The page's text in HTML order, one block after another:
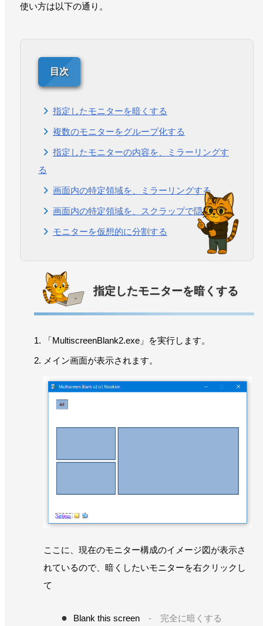
使い方は以下の通り。
指定したモニターを暗くする
複数のモニターをグループ化する
指定したモニターの内容を、ミラーリングす
る
画面内の特定領域を、ミラーリングする
画面内の特定領域を、スクラップで隠す
モニターを仮想的に分割する
指定したモニターを暗くする
「MultiscreenBlank2.exe」を実行します。
メイン画面が表示されます。
ここに、現在のモニター構成のイメージ図が表示さ
れているので、暗くしたいモニターを右クリックし
て
Blank this screen - 完全に暗くする